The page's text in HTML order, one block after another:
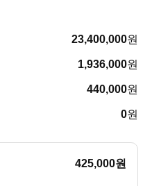
23,400,000원
1,936,000원
440,000원
0원
425,000원